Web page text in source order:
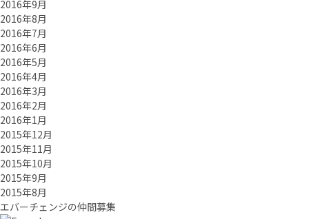
2016年9月
2016年8月
2016年7月
2016年6月
2016年5月
2016年4月
2016年3月
2016年2月
2016年1月
2015年12月
2015年11月
2015年10月
2015年9月
2015年8月
エバーチェ ンジの仲間募集